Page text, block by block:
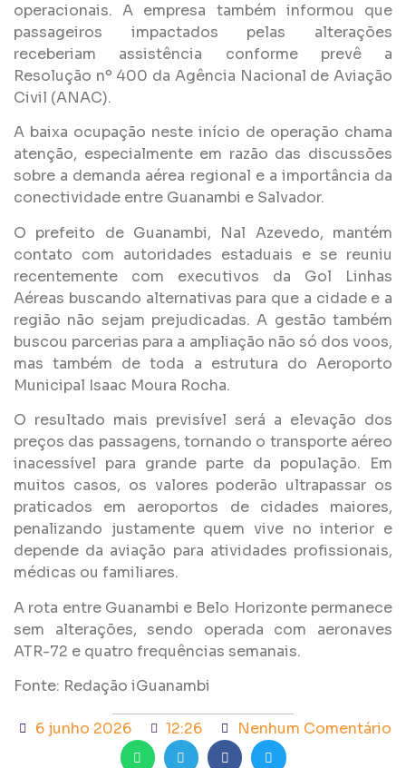
operacionais. A empresa também informou que
passageiros impactados pelas alterações
receberiam assistência conforme prevê a
Resolução nº 400 da Agência Nacional de Aviação
Civil (ANAC).
A baixa ocupação neste início de operação chama
atenção, especialmente em razão das discussões
sobre a demanda aérea regional e a importância da
conectividade entre Guanambi e Salvador.
O prefeito de Guanambi, Nal Azevedo, mantém
contato com autoridades estaduais e se reuniu
recentemente com executivos da Gol Linhas
Aéreas buscando alternativas para que a cidade e a
região não sejam prejudicadas. A gestão também
buscou parcerias para a ampliação não só dos voos,
mas também de toda a estrutura do Aeroporto
Municipal Isaac Moura Rocha.
O resultado mais previsível será a elevação dos
preços das passagens, tornando o transporte aéreo
inacessível para grande parte da população. Em
muitos casos, os valores poderão ultrapassar os
praticados em aeroportos de cidades maiores,
penalizando justamente quem vive no interior e
depende da aviação para atividades profissionais,
médicas ou familiares.
A rota entre Guanambi e Belo Horizonte permanece
sem alterações, sendo operada com aeronaves
ATR-72 e quatro frequências semanais.
Fonte: Redação iGuanambi
6 junho 2026 12:26 Nenhum Comentário